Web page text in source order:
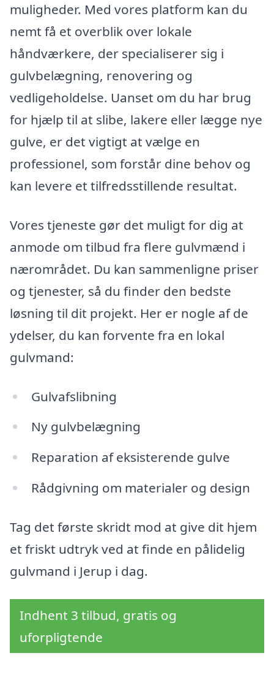
muligheder. Med vores platform kan du
nemt få et overblik over lokale
håndværkere, der specialiserer sig i
gulvbelægning, renovering og
vedligeholdelse. Uanset om du har brug
for hjælp til at slibe, lakere eller lægge nye
gulve, er det vigtigt at vælge en
professionel, som forstår dine behov og
kan levere et tilfredsstillende resultat.
Vores tjeneste gør det muligt for dig at
anmode om tilbud fra flere gulvmænd i
nærområdet. Du kan sammenligne priser
og tjenester, så du finder den bedste
løsning til dit projekt. Her er nogle af de
ydelser, du kan forvente fra en lokal
gulvmand:
Gulvafslibning
Ny gulvbelægning
Reparation af eksisterende gulve
Rådgivning om materialer og design
Tag det første skridt mod at give dit hjem
et friskt udtryk ved at finde en pålidelig
gulvmand i Jerup i dag.
Indhent 3 tilbud, gratis og
uforpligtende